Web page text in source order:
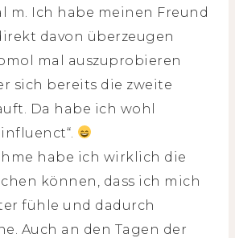
m. Ich habe meinen Freund
davon überzeugen
mal auszuprobieren
sich bereits die zweite
Da habe ich wohl
habe ich wirklich die
können, dass ich mich
fühle und dadurch
Auch an den Tagen der